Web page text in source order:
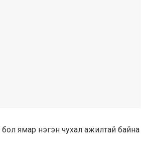
бол ямар нэгэн чухал ажилтай байна